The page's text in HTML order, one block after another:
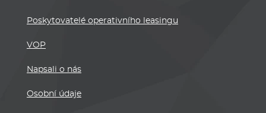
Poskytovatelé operativního leasingu
VOP
Napsali o nás
Osobní údaje